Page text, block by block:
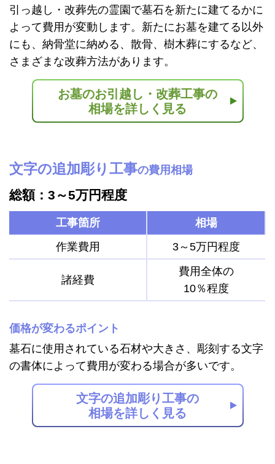
引っ越し・改葬先の霊園で墓石を新たに建てるかに
よって費用が変動します。新たにお墓を建てる以外
にも、納骨堂に納める、散骨、樹木葬にするなど、
さまざまな改葬方法があります。
お墓のお引越し・改葬工事の
相場を詳しく見る
文字の追加彫り工事の費用相場
総額：3～5万円程度
工事箇所
相場
作業費用
3～5万円程度
諸経費
費用全体の
10％程度
価格が変わるポイント
墓石に使用されている石材や大きさ、彫刻する文字
の書体によって費用が変わる場合が多いです。
文字の追加彫り工事の
相場を詳しく見る